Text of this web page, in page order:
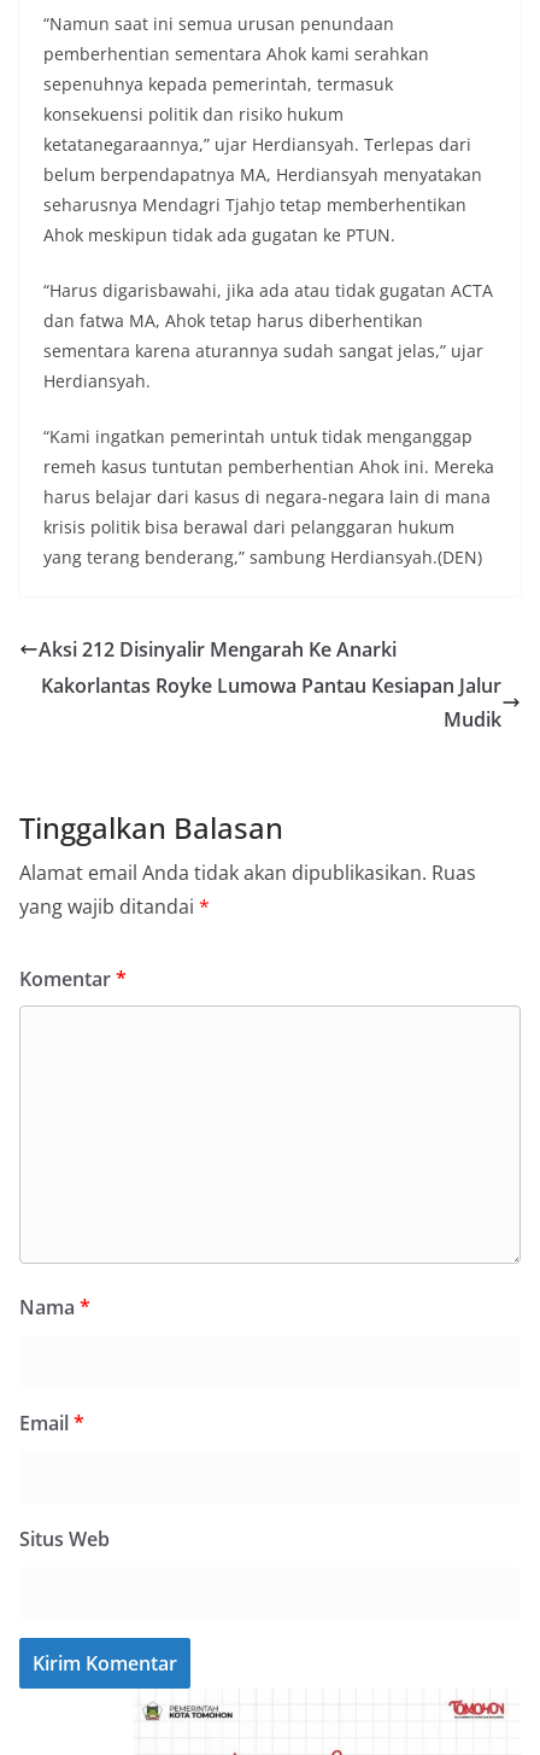
“Namun saat ini semua urusan penundaan
pemberhentian sementara Ahok kami serahkan
sepenuhnya kepada pemerintah, termasuk
konsekuensi politik dan risiko hukum
ketatanegaraannya,” ujar Herdiansyah. Terlepas dari
belum berpendapatnya MA, Herdiansyah menyatakan
seharusnya Mendagri Tjahjo tetap memberhentikan
Ahok meskipun tidak ada gugatan ke PTUN.
“Harus digarisbawahi, jika ada atau tidak gugatan ACTA
dan fatwa MA, Ahok tetap harus diberhentikan
sementara karena aturannya sudah sangat jelas,” ujar
Herdiansyah.
“Kami ingatkan pemerintah untuk tidak menganggap
remeh kasus tuntutan pemberhentian Ahok ini. Mereka
harus belajar dari kasus di negara-negara lain di mana
krisis politik bisa berawal dari pelanggaran hukum
yang terang benderang,” sambung Herdiansyah.(DEN)
Aksi 212 Disinyalir Mengarah Ke Anarki
Kakorlantas Royke Lumowa Pantau Kesiapan Jalur
Mudik
Tinggalkan Balasan
Alamat email Anda tidak akan dipublikasikan. Ruas
yang wajib ditandai *
Komentar*
Nama *
Email*
Situs Web